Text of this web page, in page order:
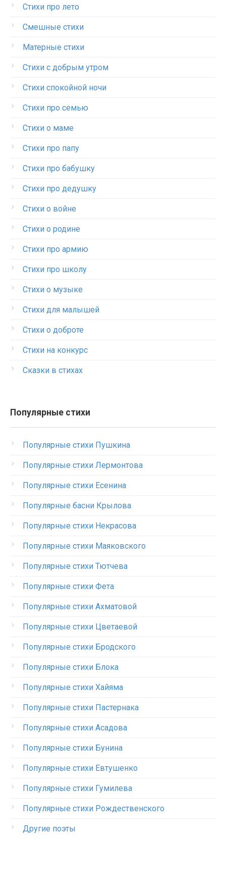
Стихи про лето
Смешные стихи
Матерные стихи
Стихи с добрым утром
Стихи спокойной ночи
Стихи про семью
Стихи о маме
Стихи про папу
Стихи про бабушку
Стихи про дедушку
Стихи о войне
Стихи о родине
Стихи про армию
Стихи про школу
Стихи о музыке
Стихи для малышей
Стихи о доброте
Стихи на конкурс
Сказки в стихах
Популярные стихи
Популярные стихи Пушкина
Популярные стихи Лермонтова
Популярные стихи Есенина
Популярные басни Крылова
Популярные стихи Некрасова
Популярные стихи Маяковского
Популярные стихи Тютчева
Популярные стихи Фета
Популярные стихи Ахматовой
Популярные стихи Цветаевой
Популярные стихи Бродского
Популярные стихи Блока
Популярные стихи Хайяма
Популярные стихи Пастернака
Популярные стихи Асадова
Популярные стихи Бунина
Популярные стихи Евтушенко
Популярные стихи Гумилева
Популярные стихи Рождественского
Другие поэты